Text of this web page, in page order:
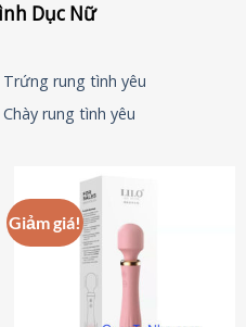
Dục Nữ
Trứng rung tình yêu
Chày rung tình yêu
Giảm giá!